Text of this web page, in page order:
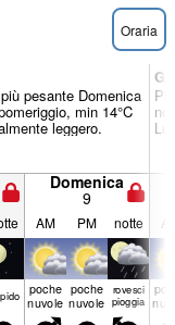
Oraria
pesante Domenica
min 14°C
leggero.
Domenica
9
AM PM notte
poche
nuvole
poche
nuvole
rovesci
pioggia